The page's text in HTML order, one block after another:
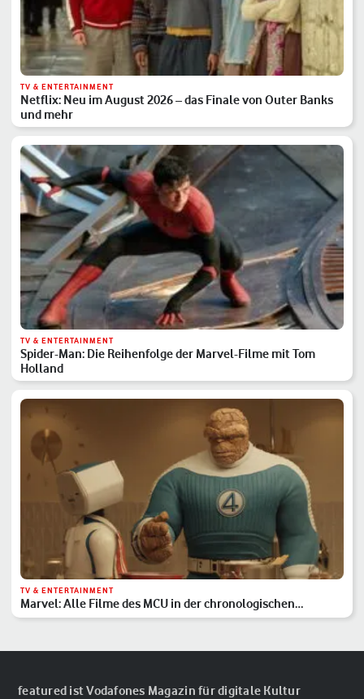
TV & ENTERTAINMENT
Netflix: Neu im August 2026 – das Finale von Outer Banks
und mehr
TV & ENTERTAINMENT
Spider-Man: Die Reihenfolge der Marvel-Filme mit Tom
Holland
TV & ENTERTAINMENT
Marvel: Alle Filme des MCU in der chronologischen
Reihenfolge
featured ist Vodafones Magazin für digitale Kultur